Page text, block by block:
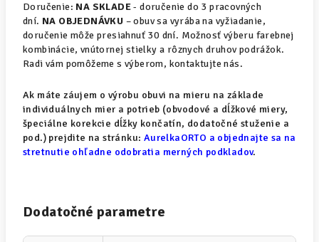
Doručenie: NA SKLADE- doručenie do 3 pracovných
dní. NA OBJEDNÁVKU – obuv sa vyrába na vyžiadanie,
doručenie môže presiahnuť 30 dní. Možnosť výberu farebnej
kombinácie, vnútornej stielky a rôznych druhov podrážok.
Radi vám pomôžeme s výberom, kontaktujte nás.
Ak máte záujem o výrobu obuvi na mieru na základe
individuálnych mier a potrieb (obvodové a dĺžkové miery,
špeciálne korekcie dĺžky končatín, dodatočné stuženie a
pod.) prejdite na stránku: AurelkaORTO a objednajte sa na
stretnutie ohľadne odobratia merných podkladov.
Dodatočné parametre